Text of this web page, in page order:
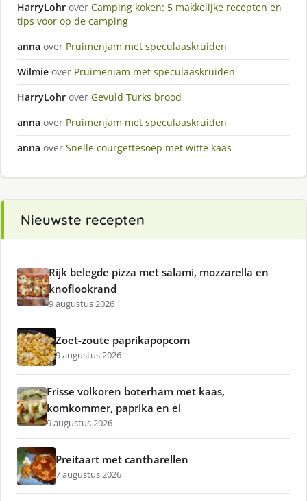
HarryLohr over Camping koken: 5 makkelijke recepten en
tips voor op de camping
anna over Pruimenjam met speculaaskruiden
Wilmie over Pruimenjam met speculaaskruiden
HarryLohr over Gevuld Turks brood
anna over Pruimenjam met speculaaskruiden
anna over Snelle courgettesoep met witte kaas
Nieuwste recepten
Rijk belegde pizza met salami, mozzarella en
knoflookrand
9 augustus 2026
Zoet-zoute paprikapopcorn
9 augustus 2026
Frisse volkoren boterham met kaas,
komkommer, paprika en ei
9 augustus 2026
Preitaart met cantharellen
7 augustus 2026